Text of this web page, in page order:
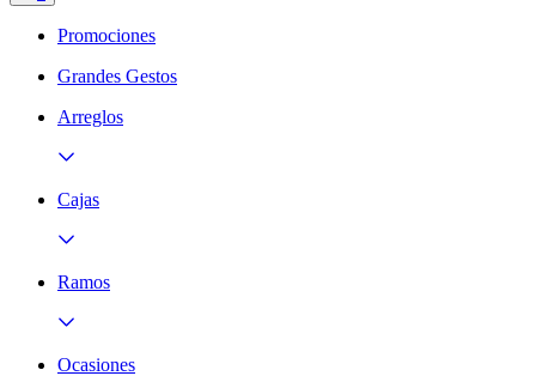
Promociones
Grandes Gestos
Arreglos
Cajas
Ramos
Ocasiones